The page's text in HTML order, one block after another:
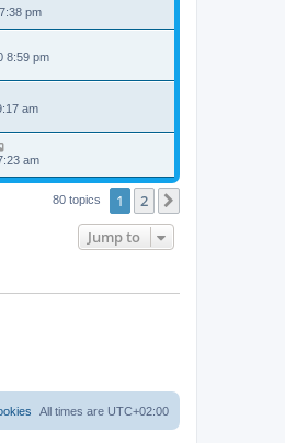
pm
8:59 pm
am
am
80 topics 1 2
Jump to
All times are UTC+02:00